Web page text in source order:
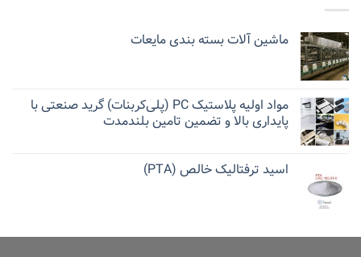
ماشین آلات بسته بندی مایعات
مواد اولیه پلاستیک PC (پلی‌کربنات) گرید صنعتی با
پایداری بالا و تضمین تامین بلندمدت
اسید ترفتالیک خالص (PTA)